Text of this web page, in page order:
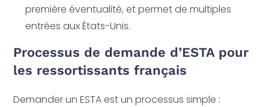
première éventualité, et permet de multiples
entrées aux États-Unis.
Processus de demande d’ESTA pour
les ressortissants français
Demander un ESTA est un processus simple :